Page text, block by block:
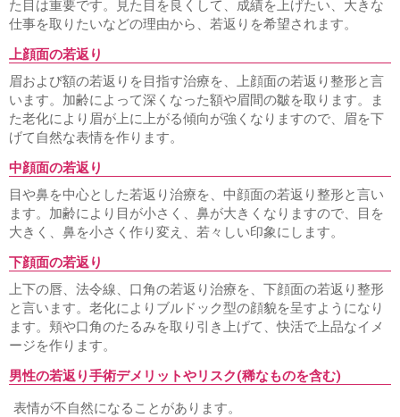
た目は重要です。見た目を良くして、成績を上げたい、大きな
仕事を取りたいなどの理由から、若返りを希望されます。
上顔面の若返り
眉および額の若返りを目指す治療を、上顔面の若返り整形と言
います。加齢によって深くなった額や眉間の皺を取ります。ま
た老化により眉が上に上がる傾向が強くなりますので、眉を下
げて自然な表情を作ります。
中顔面の若返り
目や鼻を中心とした若返り治療を、中顔面の若返り整形と言い
ます。加齢により目が小さく、鼻が大きくなりますので、目を
大きく、鼻を小さく作り変え、若々しい印象にします。
下顔面の若返り
上下の唇、法令線、口角の若返り治療を、下顔面の若返り整形
と言います。老化によりブルドック型の顔貌を呈すようになり
ます。頬や口角のたるみを取り引き上げて、快活で上品なイメ
ージを作ります。
男性の若返り手術デメリットやリスク(稀なものを含む)
表情が不自然になることがあります。